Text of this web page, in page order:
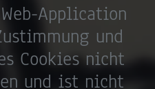
Application
und
Cookies nicht
und ist nicht